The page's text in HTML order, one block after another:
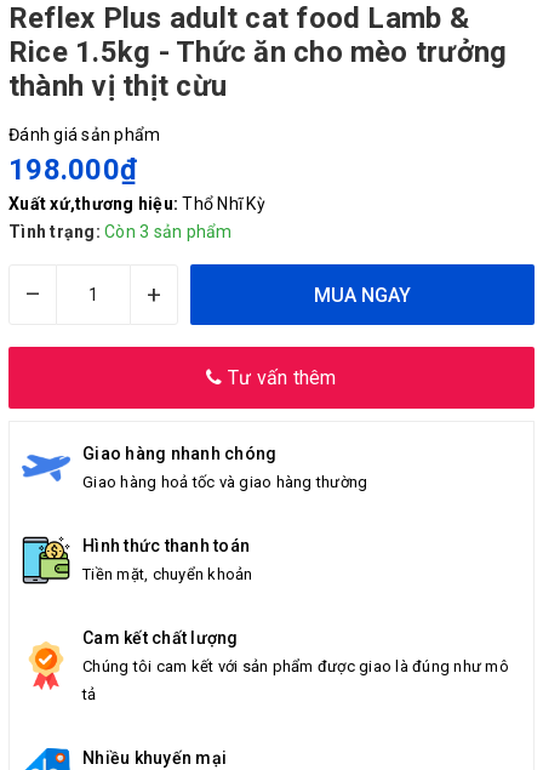
Reflex Plus adult cat food Lamb &
Rice 1.5kg - Thức ăn cho mèo trưởng
thành vị thịt cừu
Đánh giá sản phẩm
198.000₫
Xuất xứ,thương hiệu: Thổ Nhĩ Kỳ
Tình trạng: Còn 3 sản phẩm
– + MUA NGAY
Tư vấn thêm
Giao hàng nhanh chóng
Giao hàng hoả tốc và giao hàng thường
Hình thức thanh toán
Tiền mặt, chuyển khoản
Cam kết chất lượng
Chúng tôi cam kết với sản phẩm được giao là đúng như mô
tả
Nhiều khuyến mại